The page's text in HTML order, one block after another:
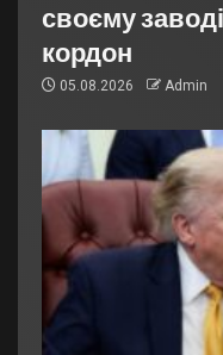
своєму
кордон
05.08.2026 Admin